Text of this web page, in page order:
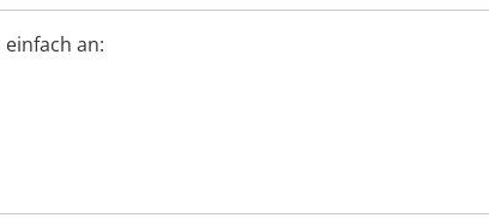
an: